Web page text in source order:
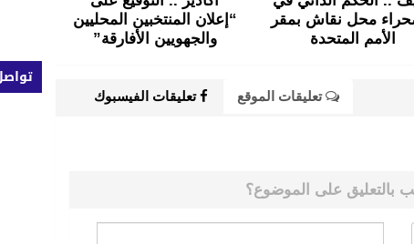
محل نقاش بمقر
الأمم المتحدة
“إعلان المنتخبين المحليين
والجهويين الأفارقة”
تعليقات الموقع تعليقات الفيسبوك
بالتعليق على الموضوع؟